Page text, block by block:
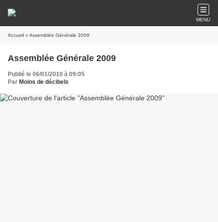
MENU
Accueil » Assemblée Générale 2009
Assemblée Générale 2009
Publié le 06/01/2010 à 09:05
Par Moins de décibels